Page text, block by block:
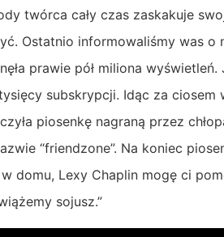
twórca cały czas zaskakuje
Ostatnio informowaliśmy was o
prawie pół miliona
subskrypcji. Idąc za ciosem
piosenkę nagraną przez
“friendzone”. Na koniec
w domu, Lexy Chaplin mogę ci
sojusz.”